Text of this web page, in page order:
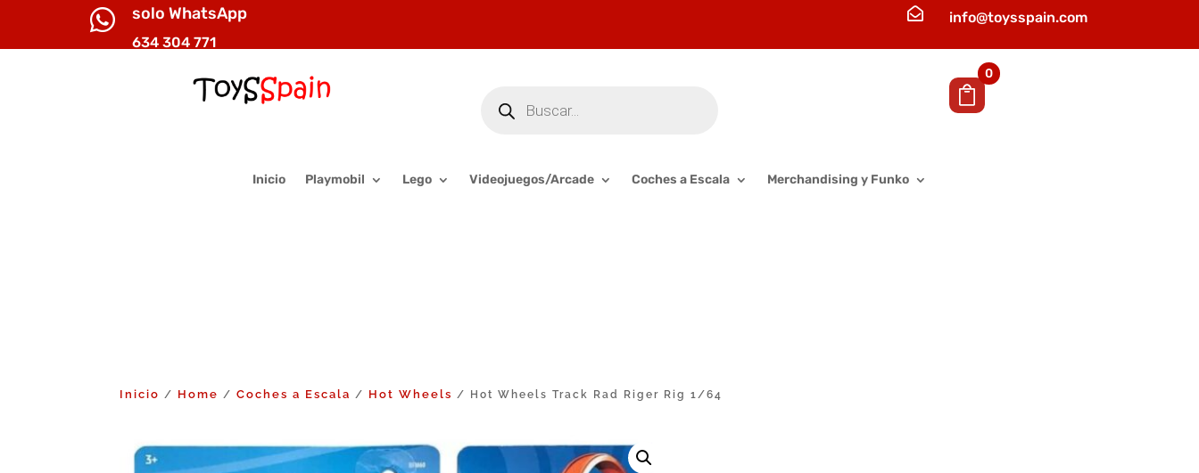
 solo WhatsApp
634 304 771
 info@toysspain.com
productos
0
Inicio Playmobil Lego Videojuegos/Arcade Coches a Escala Merchandising y Funko
Inicio / Home /Coches a Escala / Hot Wheels / Hot Wheels Track Rad Riger Rig 1/64